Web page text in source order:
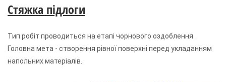
Стяжка підлоги
Тип робіт проводиться на етапі чорнового оздоблення.
Головна мета - створення рівної поверхні перед укладанням
напольних матеріалів.